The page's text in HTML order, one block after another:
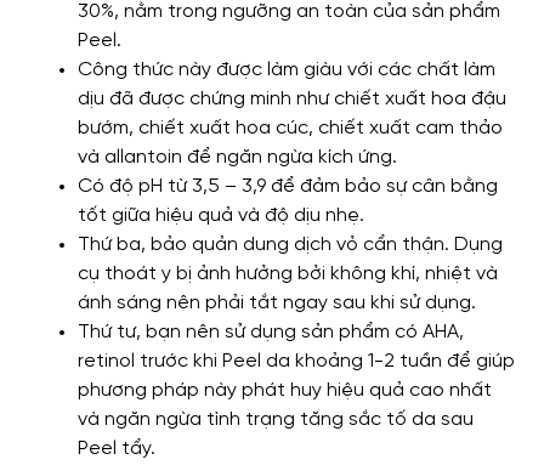
30%, nằm trong ngưỡng an toàn của sản phẩm
Peel.
Công thức này được làm giàu với các chất làm
dịu đã được chứng minh như chiết xuất hoa đậu
bướm, chiết xuất hoa cúc, chiết xuất cam thảo
và allantoin để ngăn ngừa kích ứng.
Có độ pH từ 3,5 – 3,9 để đảm bảo sự cân bằng
tốt giữa hiệu quả và độ dịu nhẹ.
Thứ ba, bảo quản dung dịch vỏ cẩn thận. Dụng
cụ thoát y bị ảnh hưởng bởi không khí, nhiệt và
ánh sáng nên phải tắt ngay sau khi sử dụng.
Thứ tư, bạn nên sử dụng sản phẩm có AHA,
retinol trước khi Peel da khoảng 1-2 tuần để giúp
phương pháp này phát huy hiệu quả cao nhất
và ngăn ngừa tình trạng tăng sắc tố da sau
Peel tẩy.